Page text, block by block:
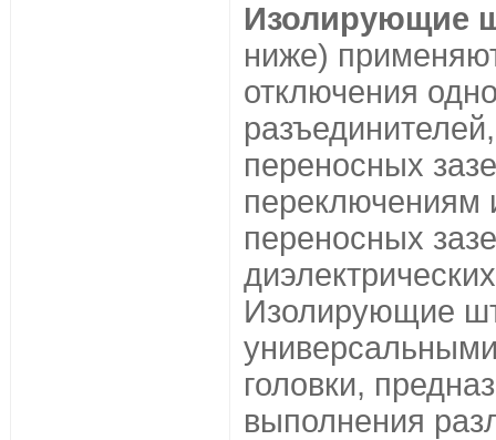
Изолирующие
ниже)
отключения
переносных
переключениям
переносных
Изолирующие
головки,
выполнения